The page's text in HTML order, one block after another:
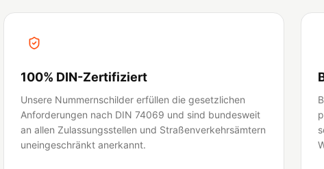
100% DIN-Zertifiziert
Unsere Nummernschilder erfüllen die gesetzlichen
Anforderungen nach DIN 74069 und sind bundesweit
an allen Zulassungsstellen und Straßenverkehrsämtern
uneingeschränkt anerkannt.